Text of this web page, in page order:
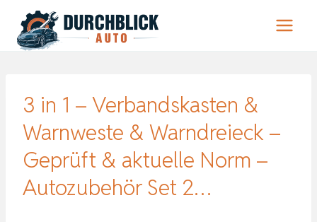
Inhalt
springen
3 in 1 – Verbandskasten &
Warnweste & Warndreieck –
Geprüft & aktuelle Norm –
Autozubehör Set 2…